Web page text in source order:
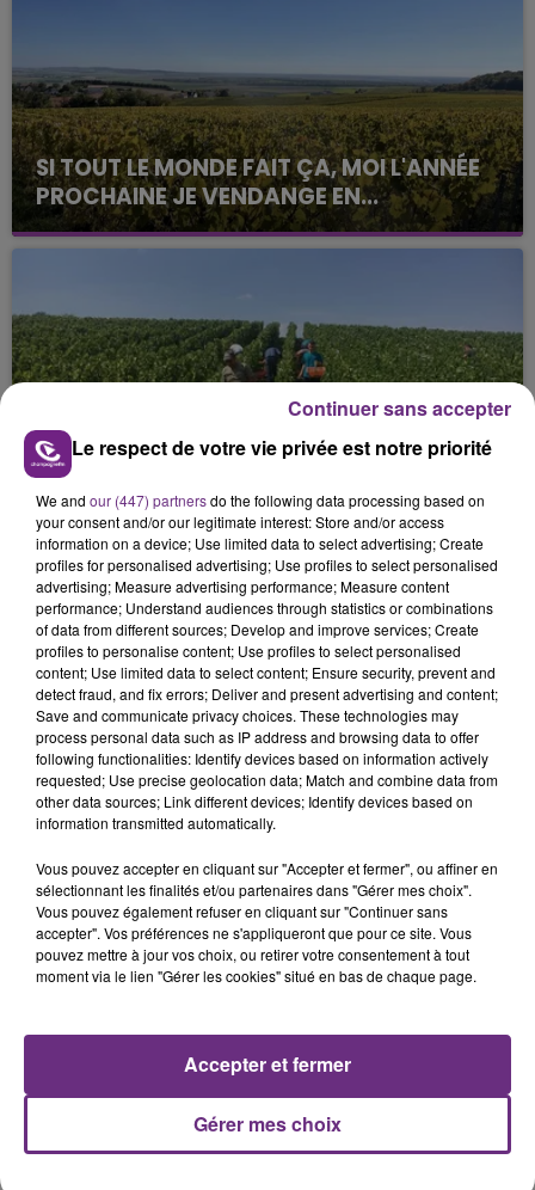
SI TOUT LE MONDE FAIT ÇA, MOI L'ANNÉE
PROCHAINE JE VENDANGE EN...
La vendange en Champagne a débuté ce jeudi 6
août dans la commune de Montgueux (Aube). Du
L'INSPECTION DU TRAVAIL RAPPELLE À
L'ORDRE SUR LES CONDITIONS DE...
Alors que les dates de début des vendange 2026
s'est avéré être plus précoce que prévu,
l'inspection du Travail en profite pour rappeler
les conditions de...
TITRES DIFFUSÉS
1h42
1h42
TAYLOR SWIFT
I Knew It, I Knew You
1h39
1h39
AMIR
On Dirait
Le respect de votre vie privée est notre priorité
We and our (447) partnersdo the following data processing based on
your consent and/or our legitimate interest: Store and/or access
information on a device; Use limited data to select advertising; Create
profiles for personalised advertising; Use profiles to select personalised
advertising; Measure advertising performance; Measure content
performance; Understand audiences through statistics or combinations
of data from different sources; Develop and improve services; Create
profiles to personalise content; Use profiles to select personalised
content; Use limited data to select content; Ensure security, prevent and
detect fraud, and fix errors; Deliver and present advertising and content;
Save and communicate privacy choices. These technologies may
process personal data such as IP address and browsing data to offer
following functionalities: Identify devices based on information actively
requested; Use precise geolocation data; Match and combine data from
other data sources; Link different devices; Identify devices based on
information transmitted automatically.
Vous pouvez accepter en cliquant sur "Accepter et fermer", ou affiner en
sélectionnant les finalités et/ou partenaires dans "Gérer mes choix".
Vous pouvez également refuser en cliquant sur "Continuer sans
accepter". Vos préférences ne s'appliqueront que pour ce site. Vous
pouvez mettre à jour vos choix, ou retirer votre consentement à tout
moment via le lien "Gérer les cookies" situé en bas de chaque page.
Gérer mes choix
Accepter et fermer
Continuer sans accepter